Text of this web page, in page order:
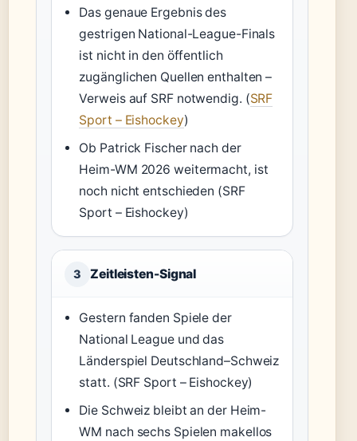
Das genaue Ergebnis des
gestrigen National-League-Finals
ist nicht in den öffentlich
zugänglichen Quellen enthalten –
Verweis auf SRF notwendig. (SRF
Sport – Eishockey)
Ob Patrick Fischer nach der
Heim-WM 2026 weitermacht, ist
noch nicht entschieden (SRF
Sport – Eishockey)
3 Zeitleisten-Signal
Gestern fanden Spiele der
National League und das
Länderspiel Deutschland–Schweiz
statt. (SRF Sport – Eishockey)
Die Schweiz bleibt an der Heim-
WM nach sechs Spielen makellos